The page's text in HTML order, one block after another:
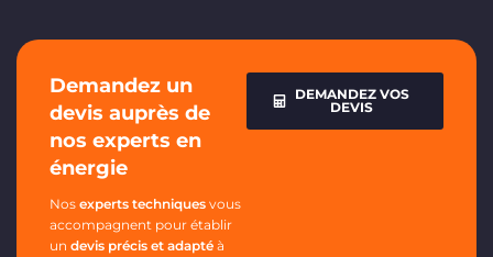
Demandez un
devis auprès de
nos experts en
énergie
Nos experts techniques vous
accompagnent pour établir
un devis précis et adapté à
DEMANDEZ VOS
DEVIS